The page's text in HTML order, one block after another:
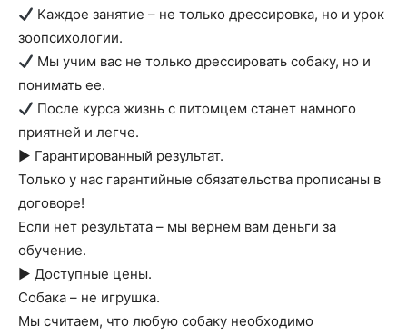
Каждое занятие – не только дрессировка, но и урок
зоопсихологии.
Мы учим вас не только дрессировать собаку, но и
понимать ее.
После курса жизнь с питомцем станет намного
приятней и легче.
► Гарантированный результат.
Только у нас гарантийные обязательства прописаны в
договоре!
Если нет результата – мы вернем вам деньги за
обучение.
► Доступные цены.
Собака – не игрушка.
Мы считаем, что любую собаку необходимо